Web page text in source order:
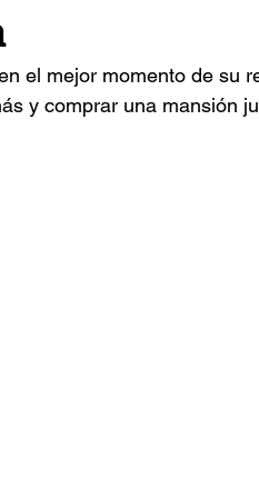
el mejor momento de su
y comprar una mansión